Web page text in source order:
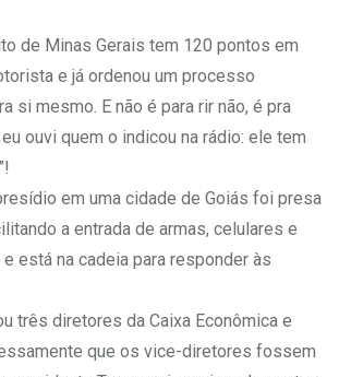
de Minas Gerais tem 120 pontos em
e já ordenou um processo
si mesmo. E não é para rir não, é pra
ouvi quem o indicou na rádio: ele tem
em uma cidade de Goiás foi presa
a entrada de armas, celulares e
está na cadeia para responder às
três diretores da Caixa Econômica e
que os vice-diretores fossem